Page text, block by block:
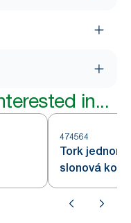
in...
474564
Tork
slonová kost